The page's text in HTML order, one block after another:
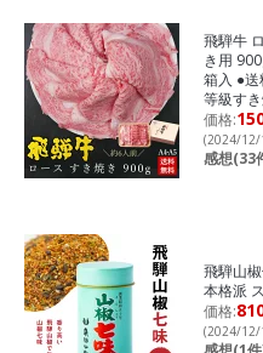
飛騨牛
き用
箱入 ●
等級す
価格:
(2024/12/
感想(33
飛騨山
本格派
価格:
(2024/12/